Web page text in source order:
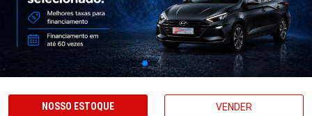
NOSSO ESTOQUE VENDER